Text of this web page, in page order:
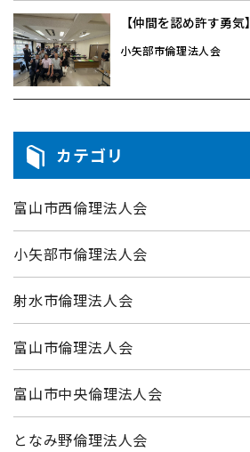
【仲間を認め許す勇気】
小矢部市倫理法人会
カテゴリ
富山市西倫理法人会
小矢部市倫理法人会
射水市倫理法人会
富山市倫理法人会
富山市中央倫理法人会
となみ野倫理法人会